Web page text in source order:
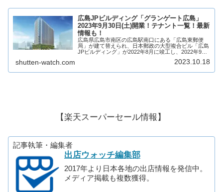
広島JPビルディング「グランゲート広島」
2023年9月30日(土)開業！テナント一覧！最新
情報も！
広島県広島市南区の広島駅南口にある「広島東郵便
局」が建て替えられ、日本郵政の大型複合ビル「広島
JPビルディング」が2022年8月に竣工し、2022年9月
shutten-watch.com 2023.10.18
【楽天スーパーセール情報】
記事執筆・編集者
出店ウォッチ編集部
2017年より日本各地の出店情報を発信中。
メディア掲載も複数獲得。